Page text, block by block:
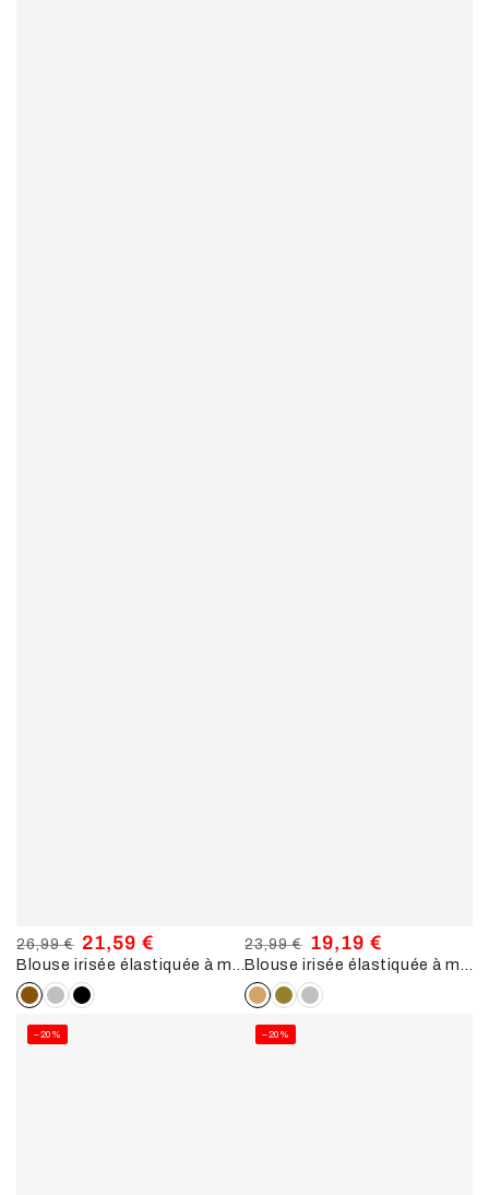
Prix
normal
26,99 €
Prix
de
vente
21,59 €
Prix
normal
23,99 €
Prix
de
vente
19,19 €
–20% –20%